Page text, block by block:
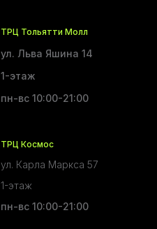
ТРЦ Тольятти Молл
ул. Льва Яшина 14
1-этаж
пн-вс 10:00-21:00
ТРЦ Космос
ул. Карла Маркса 57
1-этаж
пн-вс 10:00-21:00